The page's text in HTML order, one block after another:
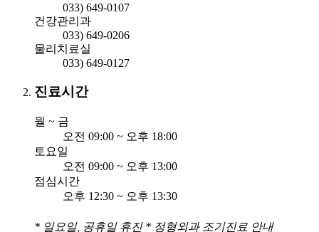
033) 649-0107
건강관리과
033) 649-0206
물리치료실
033) 649-0127
진료시간
월 ~ 금
오전 09:00 ~ 오후 18:00
토요일
오전 09:00 ~ 오후 13:00
점심시간
오후 12:30 ~ 오후 13:30
* 일요일, 공휴일 휴진 * 정형외과 조기진료 안내